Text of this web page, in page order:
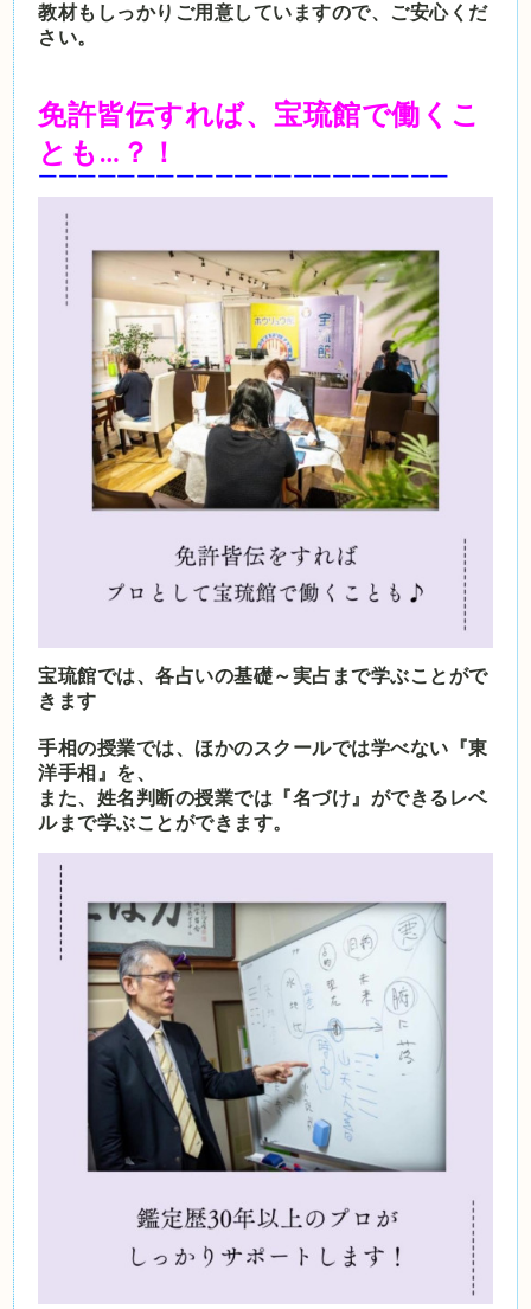
教材もしっかりご用意していますので、ご安心くだ
さい。
免許皆伝すれば、宝琉館で働くこ
とも…？！
￣￣￣￣￣￣￣￣￣￣￣￣￣￣￣￣￣￣￣￣￣
宝琉館では、各占いの基礎～実占まで学ぶことがで
きます
手相の授業では、ほかのスクールでは学べない『東
洋手相』を、
また、姓名判断の授業では『名づけ』ができるレベ
ルまで学ぶことができます。